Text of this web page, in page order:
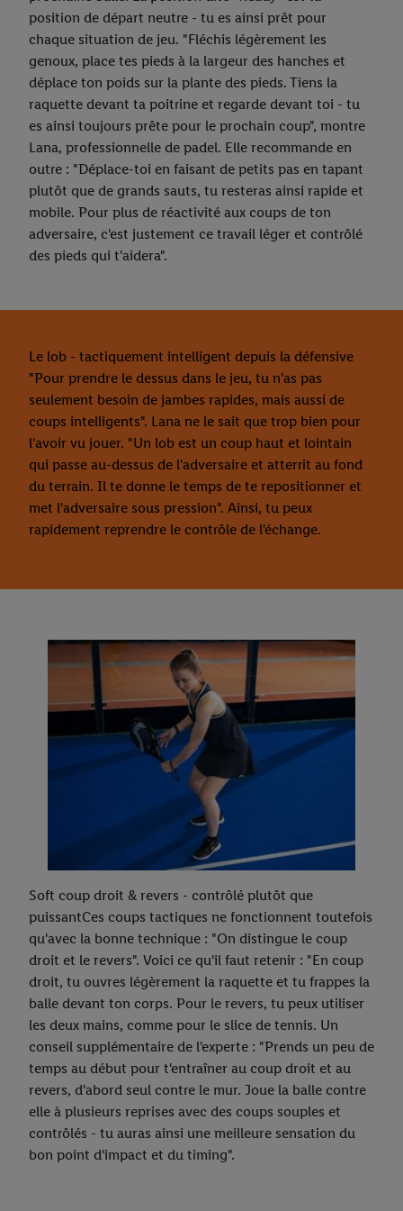
position de départ neutre - tu es ainsi prêt pour
chaque situation de jeu. "Fléchis légèrement les
genoux, place tes pieds à la largeur des hanches et
déplace ton poids sur la plante des pieds. Tiens la
raquette devant ta poitrine et regarde devant toi - tu
es ainsi toujours prête pour le prochain coup", montre
Lana, professionnelle de padel. Elle recommande en
outre : "Déplace-toi en faisant de petits pas en tapant
plutôt que de grands sauts, tu resteras ainsi rapide et
mobile. Pour plus de réactivité aux coups de ton
adversaire, c'est justement ce travail léger et contrôlé
des pieds qui t'aidera".
Le lob - tactiquement intelligent depuis la défensive
"Pour prendre le dessus dans le jeu, tu n'as pas
seulement besoin de jambes rapides, mais aussi de
coups intelligents". Lana ne le sait que trop bien pour
l'avoir vu jouer. "Un lob est un coup haut et lointain
qui passe au-dessus de l'adversaire et atterrit au fond
du terrain. Il te donne le temps de te repositionner et
met l'adversaire sous pression". Ainsi, tu peux
rapidement reprendre le contrôle de l'échange.
Soft coup droit & revers - contrôlé plutôt que
puissantCes coups tactiques ne fonctionnent toutefois
qu'avec la bonne technique : "On distingue le coup
droit et le revers". Voici ce qu'il faut retenir : "En coup
droit, tu ouvres légèrement la raquette et tu frappes la
balle devant ton corps. Pour le revers, tu peux utiliser
les deux mains, comme pour le slice de tennis. Un
conseil supplémentaire de l'experte : "Prends un peu de
temps au début pour t'entraîner au coup droit et au
revers, d'abord seul contre le mur. Joue la balle contre
elle à plusieurs reprises avec des coups souples et
contrôlés - tu auras ainsi une meilleure sensation du
bon point d'impact et du timing".